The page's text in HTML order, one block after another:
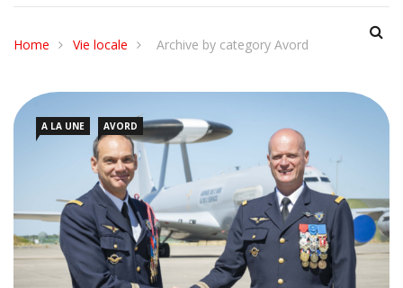
Home Vie locale Archive by category Avord
A LA UNE AVORD